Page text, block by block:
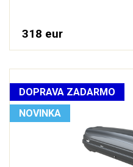
318 eur
DOPRAVA ZADARMO
NOVINKA